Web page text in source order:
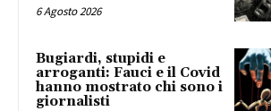
6 Agosto 2026
Bugiardi, stupidi e
arroganti: Fauci e il Covid
hanno mostrato chi sono i
giornalisti